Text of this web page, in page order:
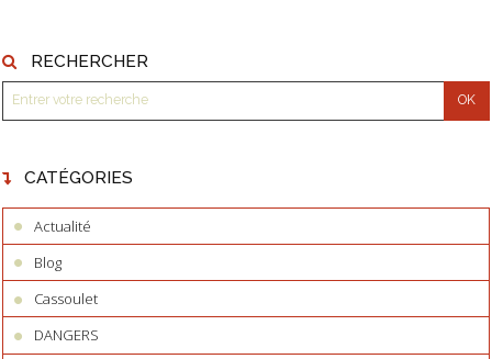
RECHERCHER
CATÉGORIES
Actualité
Blog
Cassoulet
DANGERS